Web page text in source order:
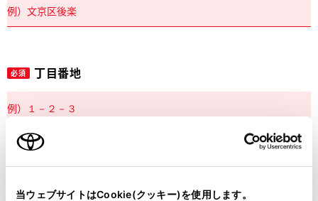
当ウェブサイトはCookie(クッキー)を使用します。
必須 丁目番地
任意 建物名